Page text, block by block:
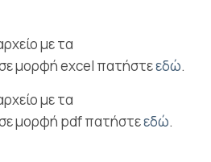
με τα
μορφή excel πατήστεεδώ.
με τα
μορφή pdf πατήστεεδώ.